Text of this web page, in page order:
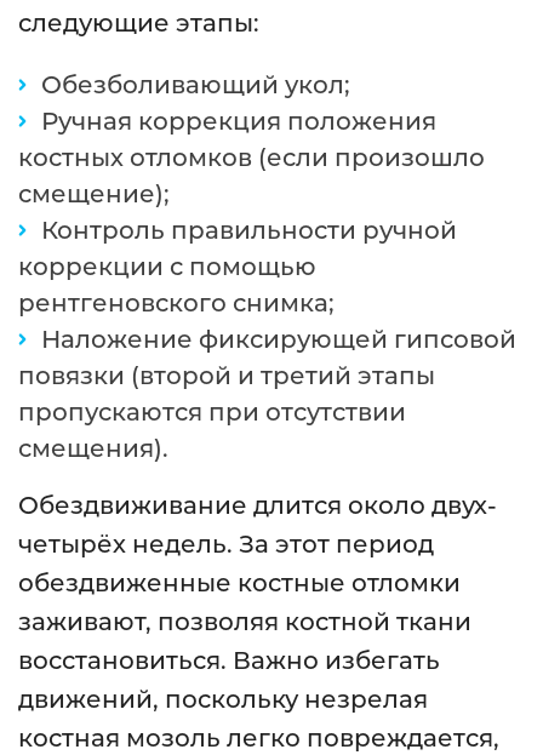
следующие этапы:
Обезболивающий укол;
Ручная коррекция положения
костных отломков (если произошло
смещение);
Контроль правильности ручной
коррекции с помощью
рентгеновского снимка;
Наложение фиксирующей гипсовой
повязки (второй и третий этапы
пропускаются при отсутствии
смещения).
Обездвиживание длится около двух-
четырёх недель. За этот период
обездвиженные костные отломки
заживают, позволяя костной ткани
восстановиться. Важно избегать
движений, поскольку незрелая
костная мозоль легко повреждается,